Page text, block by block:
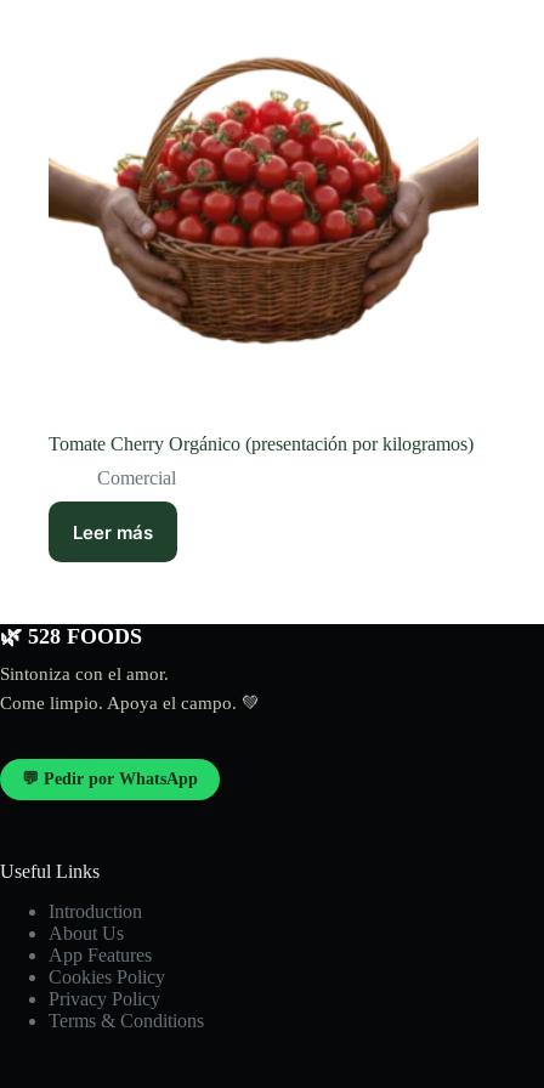
Tomate Cherry Orgánico (presentación por kilogramos)
Comercial
Leer más
🌿 528 FOODS
Sintoniza con el amor.
Come limpio. Apoya el campo. 💚
💬 Pedir por WhatsApp
Useful Links
Introduction
About Us
App Features
Cookies Policy
Privacy Policy
Terms & Conditions